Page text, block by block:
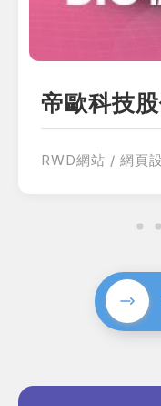
RWD網站 / 網頁